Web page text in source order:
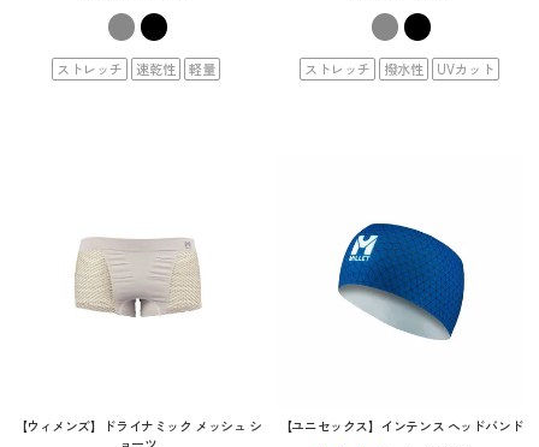
ストレッチ 速乾性 軽量 ストレッチ 撥水性 UVカット
【ウィメンズ】ドライナミック メッシュ シ
ョーツ
【ユニセックス】インテンス ヘッドバンド